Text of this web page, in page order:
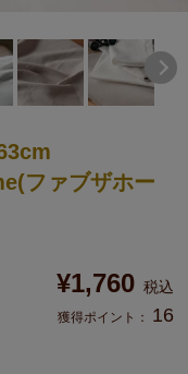
ファブザホー
¥1,760 税込
獲得ポイント： 16